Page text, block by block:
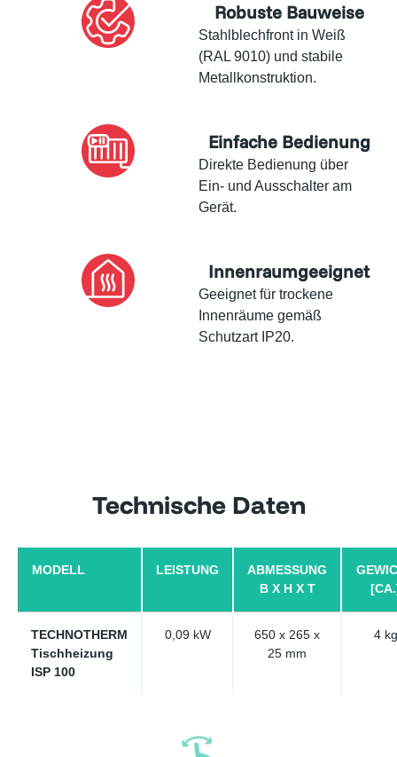
Robuste Bauweise
Stahlblechfront in Weiß
(RAL 9010) und stabile
Metallkonstruktion.
Einfache Bedienung
Direkte Bedienung über
Ein- und Ausschalter am
Gerät.
Innenraumgeeignet
Geeignet für trockene
Innenräume gemäß
Schutzart IP20.
Technische Daten
MODELL LEISTUNG
ABMESSUNG
B X H X T
TECHNOTHERM
Tischheizung
ISP 100
0,09 kW
650 x 265 x
25 mm
4 kg